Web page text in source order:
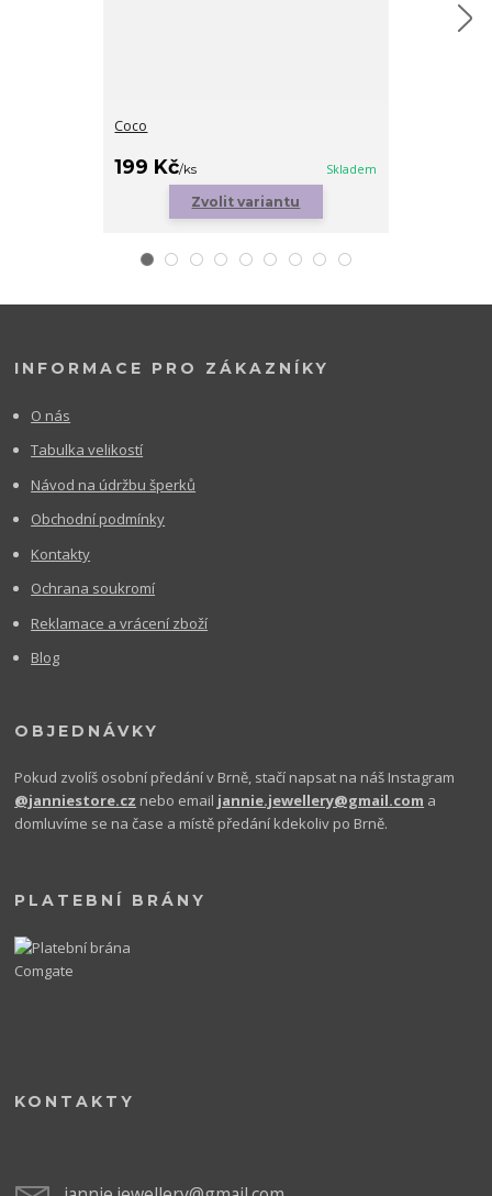
Coco
199 Kč/ks Skladem
Zvolit variantu
INFORMACE PRO ZÁKAZNÍKY
O nás
Tabulka velikostí
Návod na údržbu šperků
Obchodní podmínky
Kontakty
Ochrana soukromí
Reklamace a vrácení zboží
Blog
OBJEDNÁVKY
Pokud zvolíš osobní předání v Brně, stačí napsat na náš Instagram
@janniestore.cz nebo email jannie.jewellery@gmail.com a
domluvíme se na čase a místě předání kdekoliv po Brně.
PLATEBNÍ BRÁNY
KONTAKTY